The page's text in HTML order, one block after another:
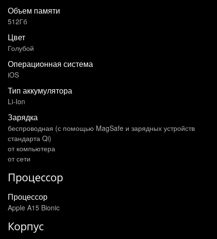
Объем памяти
512Гб
Цвет
Голубой
Операционная система
iOS
Тип аккумулятора
Li-Ion
Зарядка
беспроводная (с помощью MagSafe и зарядных устройств
стандарта Qi)
от компьютера
от сети
Процессор
Процессор
Apple A15 Bionic
Корпус